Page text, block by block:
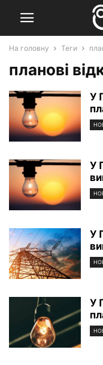
На головну Теги
планові
У
У
У
У